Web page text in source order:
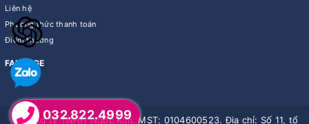
Liên hệ
Phương thức thanh toán
Điểm thưởng
FANPAGE
© Công ty TNHH Ngọc Kim. MST: 0104600523. Địa chỉ: Số 11, tổ
032.822.4999